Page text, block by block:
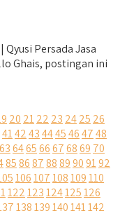
Persada Jasa
Ghais, postingan ini
20 2122 23 2425 26
4142434445464748
63646566676869 70
8586878889909192
106107108109110
122123124125126
138139140141142